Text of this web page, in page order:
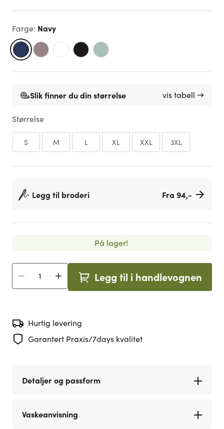
Farge: Navy
Slik finner du din størrelse vis tabell →
Størrelse
S M L XL XXL 3XL
Legg til broderi Fra 94,-
På lager!
Antall Legg til i handlevognen
Hurtig levering
Garantert Praxis/7days kvalitet
Detaljer og passform
Vaskeanvisning